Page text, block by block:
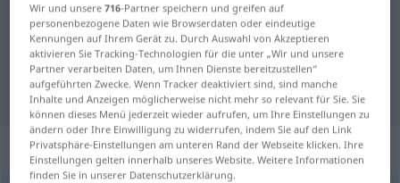
Italienisch-Deutsch Übersetzung
für "spinoso"
"spinoso" Deutsch Übersetzung
„spinoso“: aggettivo
Wir und unsere716-Partner speichern und greifen auf
personenbezogene Daten wie Browserdaten oder eindeutige
Kennungen auf Ihrem Gerät zu. Durch Auswahl von Akzeptieren
aktivieren Sie Tracking-Technologien für die unter „Wir und unsere
Partner verarbeiten Daten, um Ihnen Dienste bereitzustellen“
aufgeführten Zwecke. Wenn Tracker deaktiviert sind, sind manche
Inhalte und Anzeigen möglicherweise nicht mehr so relevant für Sie. Sie
können dieses Menü jederzeit wieder aufrufen, um Ihre Einstellungen zu
ändern oder Ihre Einwilligung zu widerrufen, indem Sie auf den Link
Privatsphäre-Einstellungen am unteren Rand der Webseite klicken. Ihre
Einstellungen gelten innerhalb unseres Website. Weitere Informationen
finden Sie in unserer Datenschutzerklärung.